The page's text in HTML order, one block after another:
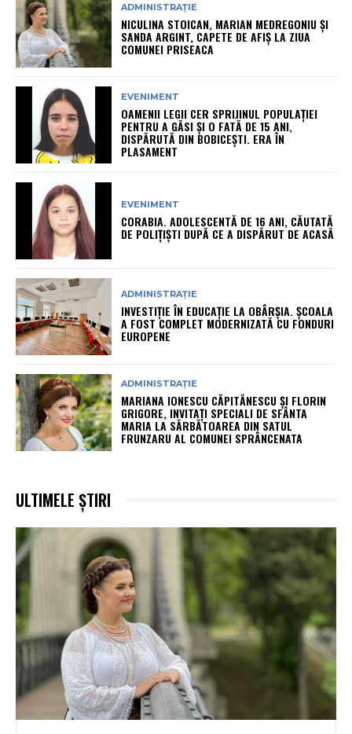
ADMINISTRAȚIE
NICULINA STOICAN, MARIAN MEDREGONIU ȘI
SANDA ARGINT, CAPETE DE AFIȘ LA ZIUA
COMUNEI PRISEACA
EVENIMENT
OAMENII LEGII CER SPRIJINUL POPULAȚIEI
PENTRU A GĂSI ȘI O FATĂ DE 15 ANI,
DISPĂRUTĂ DIN BOBICEȘTI. ERA ÎN
PLASAMENT
EVENIMENT
CORABIA. ADOLESCENTĂ DE 16 ANI, CĂUTATĂ
DE POLIȚIȘTI DUPĂ CE A DISPĂRUT DE ACASĂ
ADMINISTRAȚIE
INVESTIȚIE ÎN EDUCAȚIE LA OBÂRȘIA. ȘCOALA
A FOST COMPLET MODERNIZATĂ CU FONDURI
EUROPENE
ADMINISTRAȚIE
MARIANA IONESCU CĂPITĂNESCU ȘI FLORIN
GRIGORE, INVITAȚI SPECIALI DE SFÂNTA
MARIA LA SĂRBĂTOAREA DIN SATUL
FRUNZARU AL COMUNEI SPRÂNCENATA
ULTIMELE ȘTIRI